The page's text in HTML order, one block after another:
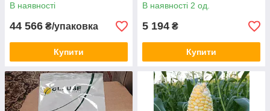
В наявності
44 566 ₴/упаковка
Купити
В наявності 2 од.
5 194 ₴
Купити